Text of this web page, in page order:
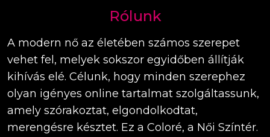
Rólunk
A modern nő az életében számos szerepet
vehet fel, melyek sokszor egyidőben állítják
kihívás elé. Célunk, hogy minden szerephez
olyan igényes online tartalmat szolgáltassunk,
amely szórakoztat, elgondolkodtat,
merengésre késztet. Ez a Coloré, a Női Színtér.